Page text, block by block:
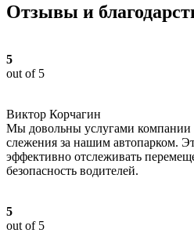
Отзывы и
5
out of 5
Виктор Корчагин
Мы довольны услугами компании
слежения за нашим автопарком.
эффективно отслеживать
безопасность водителей.
5
out of 5